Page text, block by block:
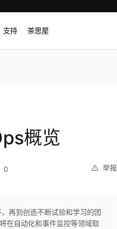
支持 茶思屋
概览
举报
0
再到创造不断试验和学习的团
在自动化和事件监控等领域取